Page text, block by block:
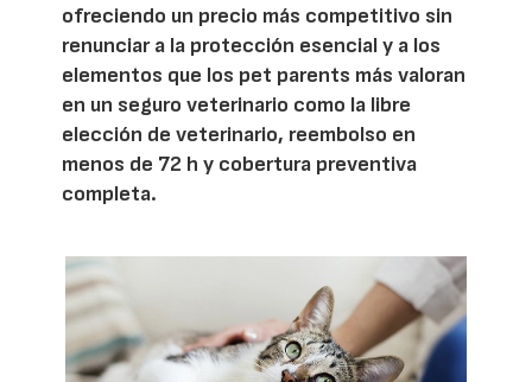
ofreciendo un precio más competitivo sin
renunciar a la protección esencial y a los
elementos que los pet parents más valoran
en un seguro veterinario como la libre
elección de veterinario, reembolso en
menos de 72 h y cobertura preventiva
completa.